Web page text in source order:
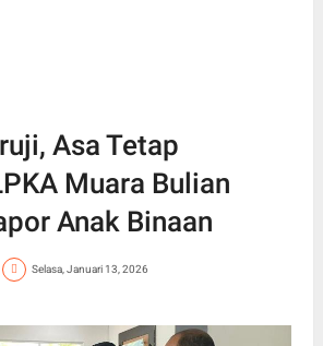
Asa Tetap
Muara Bulian
Anak Binaan
Selasa, Januari 13, 2026